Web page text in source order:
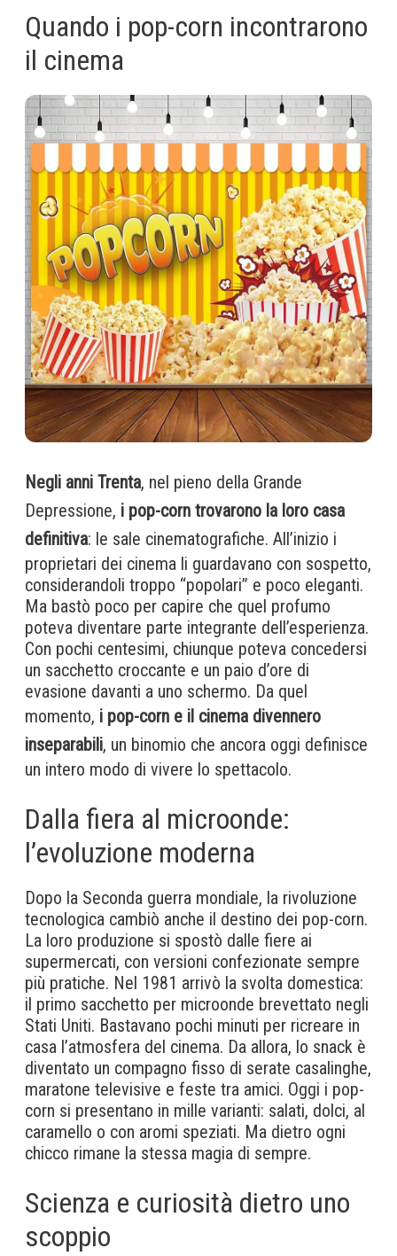
Quando i pop-corn incontrarono
il cinema
Negli anni Trenta, nel pieno della Grande
Depressione, i pop-corn trovarono la loro casa
definitiva: le sale cinematografiche. All’inizio i
proprietari dei cinema li guardavano con sospetto,
considerandoli troppo “popolari” e poco eleganti.
Ma bastò poco per capire che quel profumo
poteva diventare parte integrante dell’esperienza.
Con pochi centesimi, chiunque poteva concedersi
un sacchetto croccante e un paio d’ore di
evasione davanti a uno schermo. Da quel
momento, i pop-corn e il cinema divennero
inseparabili, un binomio che ancora oggi definisce
un intero modo di vivere lo spettacolo.
Dalla fiera al microonde:
l’evoluzione moderna
Dopo la Seconda guerra mondiale, la rivoluzione
tecnologica cambiò anche il destino dei pop-corn.
La loro produzione si spostò dalle fiere ai
supermercati, con versioni confezionate sempre
più pratiche. Nel 1981 arrivò la svolta domestica:
il primo sacchetto per microonde brevettato negli
Stati Uniti. Bastavano pochi minuti per ricreare in
casa l’atmosfera del cinema. Da allora, lo snack è
diventato un compagno fisso di serate casalinghe,
maratone televisive e feste tra amici. Oggi i pop-
corn si presentano in mille varianti: salati, dolci, al
caramello o con aromi speziati. Ma dietro ogni
chicco rimane la stessa magia di sempre.
Scienza e curiosità dietro uno
scoppio